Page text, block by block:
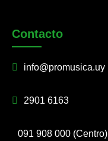
Contacto
info@promusica.uy
2901 6163
091 908 000 (Centro)